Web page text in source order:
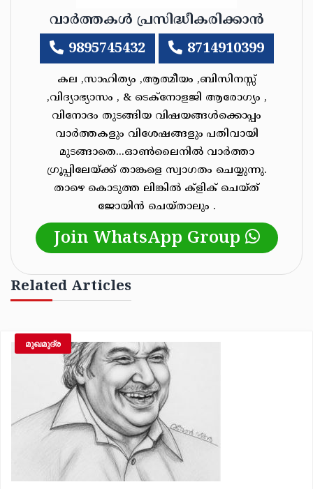
വാർത്തകൾ പ്രസിദ്ധീകരിക്കാൻ
9895745432 8714910399
കല ,സാഹിത്യം ,ആത്മീയം ,ബിസിനസ്സ്
,വിദ്യാഭ്യാസം , & ടെക്‌നോളജി ആരോഗ്യം ,
വിനോദം തുടങ്ങിയ വിഷയങ്ങൾക്കൊപ്പം
വാർത്തകളും വിശേഷങ്ങളും പതിവായി
മുടങ്ങാതെ...ഓൺലൈനിൽ വാർത്താ
ഗ്രൂപ്പിലേയ്ക്ക് താങ്കളെ സ്വാഗതം ചെയ്യുന്നു.
താഴെ കൊടുത്ത ലിങ്കിൽ ക്ളിക് ചെയ്‌ത്‌
ജോയിൻ ചെയ്‌താലും .
Join WhatsApp Group
Related Articles
മുഖമുദ്ര